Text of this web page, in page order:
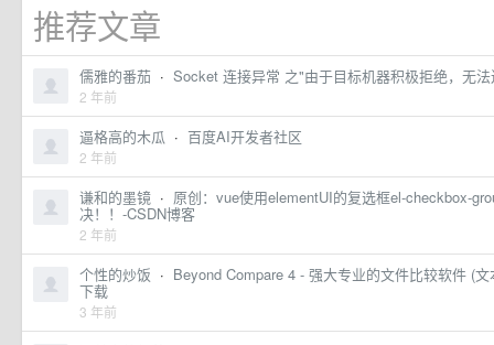
推荐文章
儒雅的番茄 · Socket 连接异常 之"由于目标机器积极拒绝，无
2 年前
逼格高的木瓜 · 百度AI开发者社区
2 年前
谦和的墨镜 · 原创：vue使用elementUI的复选框el-checkbox-
决！！-CSDN博客
2 年前
个性的炒饭 · Beyond Compare 4 - 强大专业的文件比较软件 (
下载
3 年前